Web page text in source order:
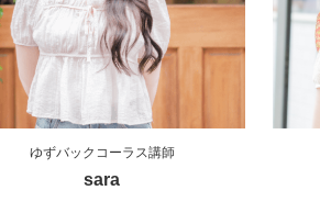
ゆずバックコーラス講師
sara